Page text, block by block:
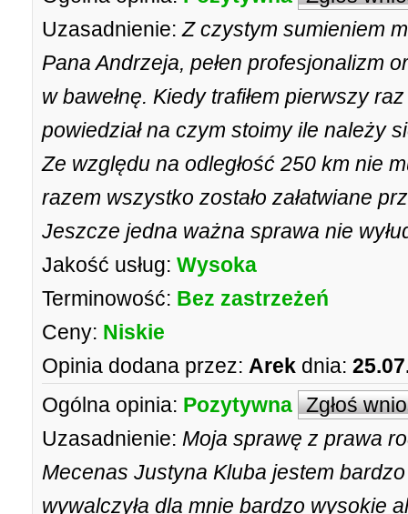
Uzasadnienie: Z czystym sumieniem
Pana Andrzeja, pełen profesjonalizm
w bawełnę. Kiedy trafiłem pierwszy
powiedział na czym stoimy ile należy
Ze względu na odległość 250 km nie
razem wszystko zostało załatwiane
Jeszcze jedna ważna sprawa nie
Jakość usług: Wysoka
Terminowość: Bez zastrzeżeń
Ceny: Niskie
Opinia dodana przez: Arek dnia:
Ogólna opinia: Pozytywna Zgłoś
Uzasadnienie: Moja sprawę z prawa
Mecenas Justyna Kluba jestem
wywalczyła dla mnie bardzo wysokie